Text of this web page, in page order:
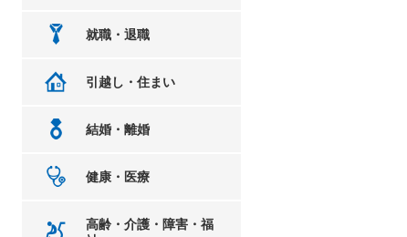
就職・退職
引越し・住まい
結婚・離婚
健康・医療
高齢・介護・障害・福